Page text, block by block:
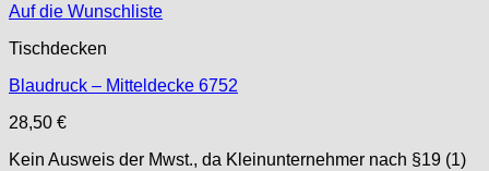
Auf die Wunschliste
Tischdecken
Blaudruck – Mitteldecke 6752
28,50 €
Kein Ausweis der Mwst., da Kleinunternehmer nach §19 (1)